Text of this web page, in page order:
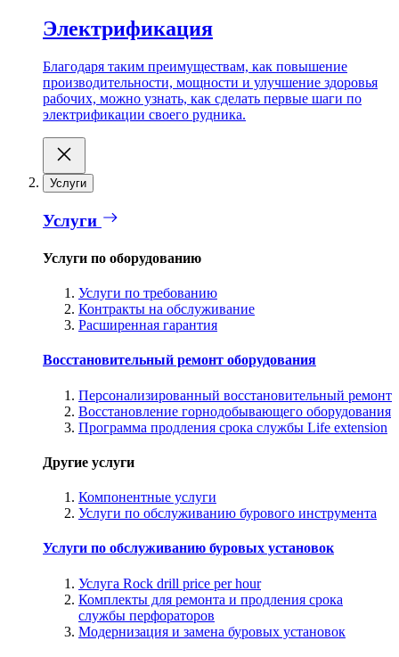
Электрификация
Благодаря таким преимуществам, как повышение
производительности, мощности и улучшение здоровья
рабочих, можно узнать, как сделать первые шаги по
электрификации своего рудника.
Услуги
Услуги
Услуги по оборудованию
Услуги по требованию
Контракты на обслуживание
Расширенная гарантия
Восстановительный ремонт оборудования
Персонализированный восстановительный ремонт
Восстановление горнодобывающего оборудования
Программа продления срока службы Life extension
Другие услуги
Компонентные услуги
Услуги по обслуживанию бурового инструмента
Услуги по обслуживанию буровых установок
Услуга Rock drill price per hour
Комплекты для ремонта и продления срока
службы перфораторов
Модернизация и замена буровых установок